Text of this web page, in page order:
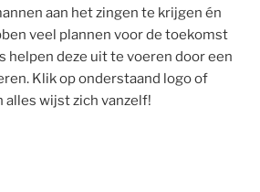
aan het zingen te krijgen én
veel plannen voor de toekomst
helpen deze uit te voeren door een
Klik op onderstaand logo of
alles wijst zich vanzelf!